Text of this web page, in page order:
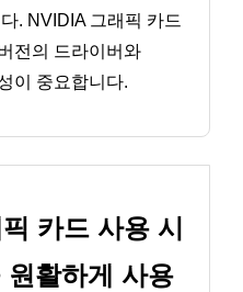
. NVIDIA 그래픽 카드
전의 드라이버와
이 중요합니다.
카드 사용 시
활하게 사용